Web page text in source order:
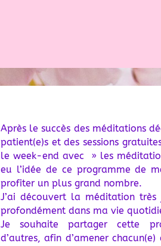
Après le succès des méditations
patient(e)s et des sessions
le week-end avec » les
eu l’idée de ce programme de
profiter un plus grand nombre.
J’ai découvert la méditation très
profondément dans ma vie
Je souhaite partager cette
d’autres, afin d’amener